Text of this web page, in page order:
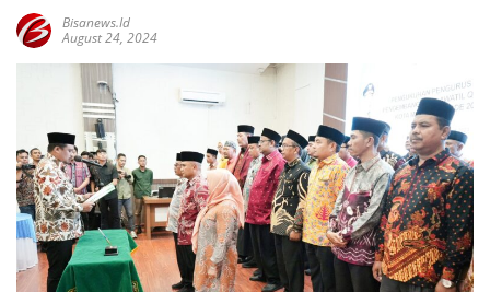
Bisanews.id
August 24, 2024